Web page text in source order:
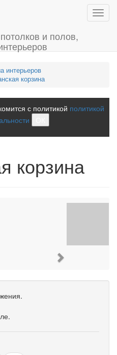
интерьеров
корзина
с политикой политикой
корзина